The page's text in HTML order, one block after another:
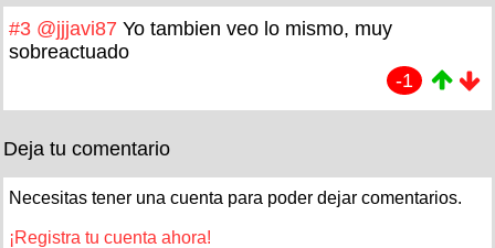
#3 @jjjavi87 Yo tambien veo lo mismo, muy
sobreactuado
-1
Deja tu comentario
Necesitas tener una cuenta para poder dejar comentarios.
¡Registra tu cuenta ahora!